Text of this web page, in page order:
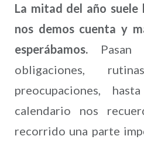
La mitad del año
nos demos cuenta y
esperábamos.Pasan
obligaciones,
preocupaciones,
calendario nos
recorrido una parte